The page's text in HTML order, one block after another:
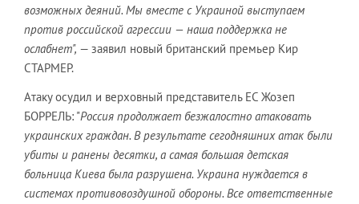
возможных деяний. Мы вместе с Украиной выступаем
против российской агрессии — наша поддержка не
ослабнет", — заявил новый британский премьер Кир
СТАРМЕР.
Атаку осудил и верховный представитель ЕС Жозеп
БОРРЕЛЬ: "Россия продолжает безжалостно атаковать
украинских граждан. В результате сегодняшних атак были
убиты и ранены десятки, а самая большая детская
больница Киева была разрушена. Украина нуждается в
системах противовоздушной обороны. Все ответственные